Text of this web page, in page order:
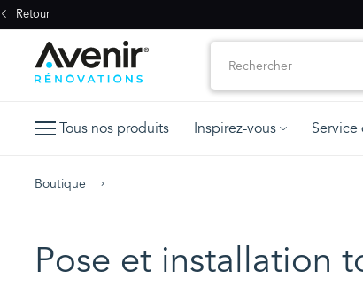
Retour
Tous nos produits Inspirez-vous Service
Boutique
Pose et installation